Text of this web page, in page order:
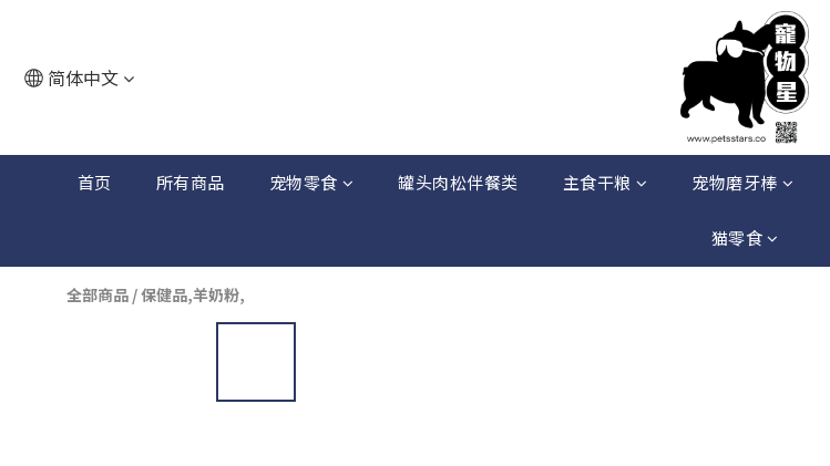
简体中文
首页 所有商品 宠物零食 罐头肉松伴餐类 主食干粮 宠物磨牙棒
猫零食
全部商品 /保健品,羊奶粉,